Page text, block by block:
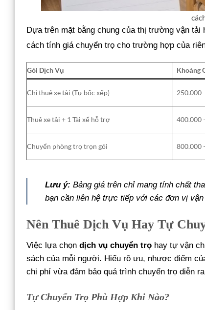
Dựa trên mặt bằng chung của thị trường vận
cách tính giá chuyển trọ cho trường hợp của
Gói Dịch Vụ Khoảng
Chỉ thuê xe tải (Tự bốc xếp) 250.000
Thuê xe tải + 1 Tài xế hỗ trợ 400.000
Chuyển phòng trọ trọn gói 800.000
Lưu ý: Bảng giá trên chỉ mang tính chất
bạn cần liên hệ trực tiếp với các đơn vị
Nên Thuê Dịch Vụ Hay Tự
Việc lựa chọn dịch vụ chuyển trọ hay tự vận
sách của mỗi người. Hiểu rõ ưu, nhược điểm
chi phí vừa đảm bảo quá trình chuyển trọ diễn
Tự Chuyển Trọ Phù Hợp Khi Nào?